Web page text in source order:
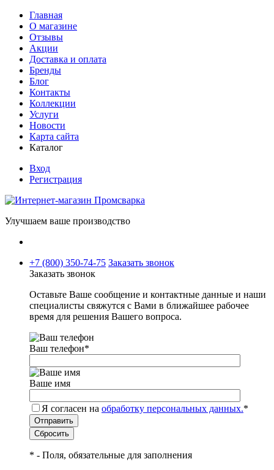
Главная
О магазине
Отзывы
Акции
Доставка и оплата
Бренды
Блог
Контакты
Коллекции
Услуги
Новости
Карта сайта
Каталог
Вход
Регистрация
Улучшаем ваше производство
+7 (800) 350-74-75 Заказать звонок
Заказать звонок
Оставьте Ваше сообщение и контактные данные и наши
специалисты свяжутся с Вами в ближайшее рабочее
время для решения Вашего вопроса.
Ваш телефон*
Ваше имя
Я согласен на обработку персональных данных.*
* - Поля, обязательные для заполнения